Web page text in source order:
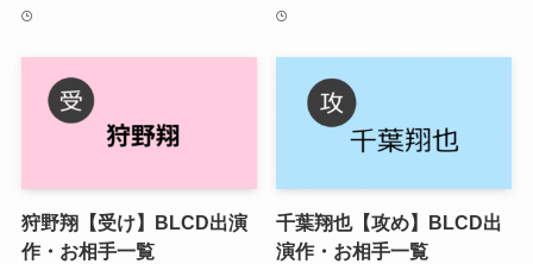
狩野翔【受け】BLCD出演
作・お相手一覧
千葉翔也【攻め】BLCD出
演作・お相手一覧